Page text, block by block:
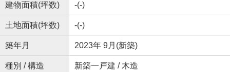
建物面積(坪数) -(-)
土地面積(坪数) -(-)
築年月 2023年 9月(新築)
種別 / 構造 新築一戸建 / 木造